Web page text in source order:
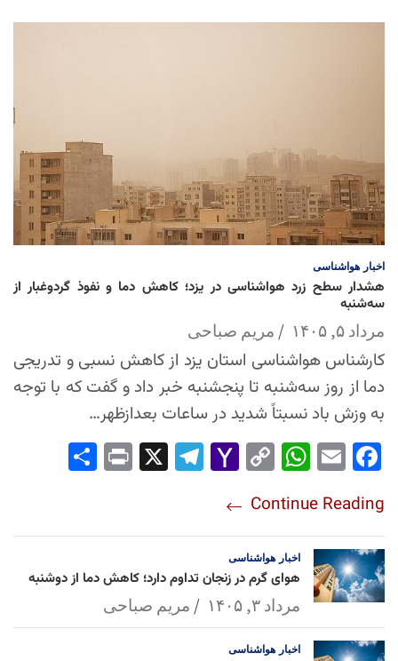
اخبار هواشناسی
هشدار سطح زرد هواشناسی در یزد؛ کاهش دما و نفوذ گردوغبار از
سه‌شنبه
مرداد ۵, ۱۴۰۵ مریم صباحی
کارشناس هواشناسی استان یزد از کاهش نسبی و تدریجی
دما از روز سه‌شنبه تا پنجشنبه خبر داد و گفت که با توجه
به وزش باد نسبتاً شدید در ساعات بعدازظهر…
Fac
ok
Em
Wh
Ap
p
Co
Lin
k
Yah
l
Tel
Pri
Continue Reading
اخبار هواشناسی
هوای گرم در زنجان تداوم دارد؛ کاهش دما از دوشنبه
مرداد ۳, ۱۴۰۵ مریم صباحی
اخبار هواشناسی